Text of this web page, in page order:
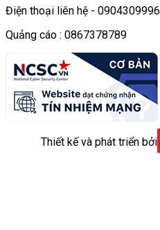
Điện thoại liên hệ - 0904309996
Quảng cáo : 0867378789
Thiết kế và phát triển bởi